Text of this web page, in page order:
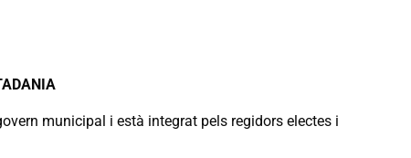
municipal i està integrat pels regidors electes i